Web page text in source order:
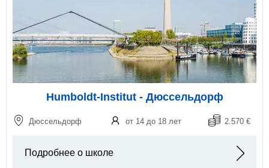
Humboldt-Institut - Дюссельдорф
Дюссельдорф от 14 до 18 лет 2.570 €
Подробнее о школе